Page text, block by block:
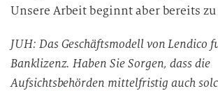
Unsere Arbeit beginnt aber bereits
JUH: Das Geschäftsmodell von Lendico
Banklizenz. Haben Sie Sorgen, dass die
Aufsichtsbehörden mittelfristig auch